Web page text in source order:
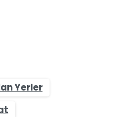
Yerler